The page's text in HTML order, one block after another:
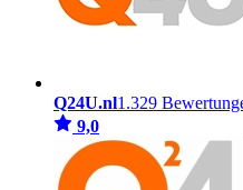
Q24U.nl1.329
9,0